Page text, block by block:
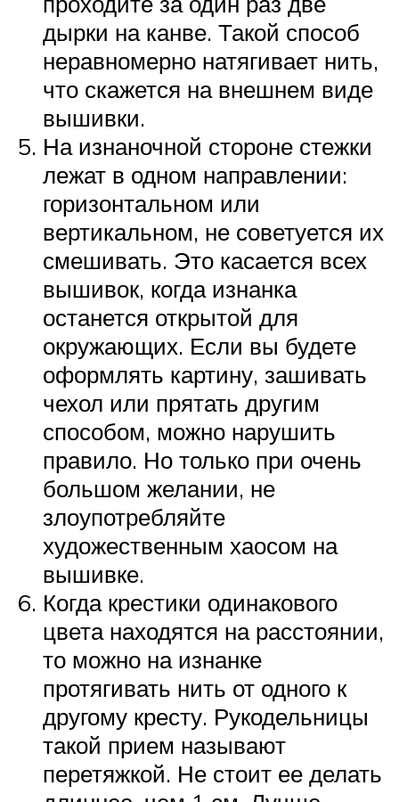
дырки на канве. Такой способ
неравномерно натягивает нить,
что скажется на внешнем виде
вышивки.
На изнаночной стороне стежки
лежат в одном направлении:
горизонтальном или
вертикальном, не советуется их
смешивать. Это касается всех
вышивок, когда изнанка
останется открытой для
окружающих. Если вы будете
оформлять картину, зашивать
чехол или прятать другим
способом, можно нарушить
правило. Но только при очень
большом желании, не
злоупотребляйте
художественным хаосом на
вышивке.
Когда крестики одинакового
цвета находятся на расстоянии,
то можно на изнанке
протягивать нить от одного к
другому кресту. Рукодельницы
такой прием называют
перетяжкой. Не стоит ее делать